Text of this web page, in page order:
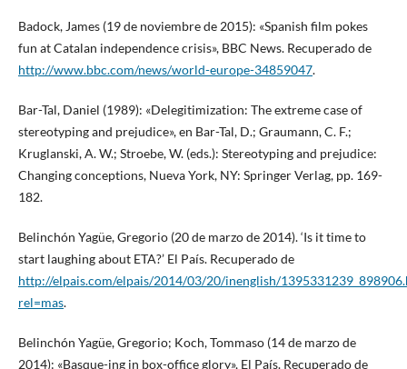
Badock, James (19 de noviembre de 2015): «Spanish film pokes
fun at Catalan independence crisis», BBC News. Recuperado de
http://www.bbc.com/news/world-europe-34859047.
Bar-Tal, Daniel (1989): «Delegitimization: The extreme case of
stereotyping and prejudice», en Bar-Tal, D.; Graumann, C. F.;
Kruglanski, A. W.; Stroebe, W. (eds.): Stereotyping and prejudice:
Changing conceptions, Nueva York, NY: Springer Verlag, pp. 169-
182.
Belinchón Yagüe, Gregorio (20 de marzo de 2014). ‘Is it time to
start laughing about ETA?’ El País. Recuperado de
http://elpais.com/elpais/2014/03/20/inenglish/
rel=mas.
Belinchón Yagüe, Gregorio; Koch, Tommaso (14 de marzo de
2014): «Basque-ing in box-office glory», El País. Recuperado de